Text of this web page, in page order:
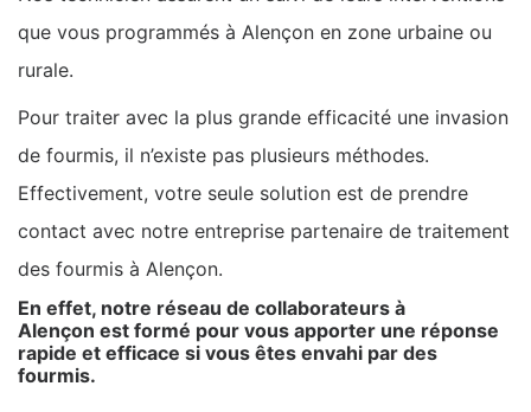
que vous programmés à Alençon en zone urbaine ou
rurale.
Pour traiter avec la plus grande efficacité une invasion
de fourmis, il n’existe pas plusieurs méthodes.
Effectivement, votre seule solution est de prendre
contact avec notre entreprise partenaire de traitement
des fourmis à Alençon.
En effet, notre réseau de collaborateurs à
Alençon est formé pour vous apporter une réponse
rapide et efficace si vous êtes envahi par des
fourmis.